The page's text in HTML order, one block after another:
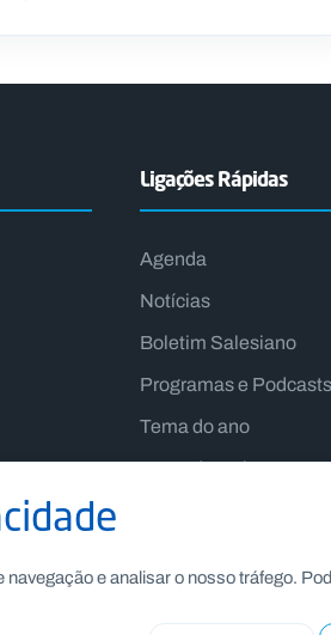
Ligações Rápidas
Agenda
Notícias
Boletim Salesiano
Programas e Podcasts
Tema do ano
Lema do Reitor-Mor
e analisar o nosso tráfego.